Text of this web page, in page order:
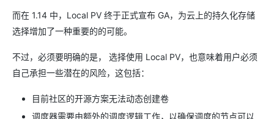
而在 1.14 中，Local PV 终于正式宣布 GA，为云上的持久化存储
选择增加了一种重要的的可能。
不过，必须要明确的是， 选择使用 Local PV，也意味着用户必须
自己承担一些潜在的风险，这包括：
目前社区的开源方案无法动态创建卷
调度器需要由额外的调度逻辑工作，以确保调度的节点可以